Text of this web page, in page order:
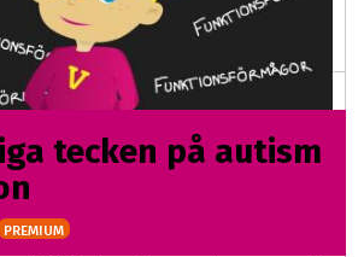
har också motoriska och vokala tics
Att ha Tourettes syndrom...
frälsa världen
har blivit Jessica
tecken på autism
PREMIUM